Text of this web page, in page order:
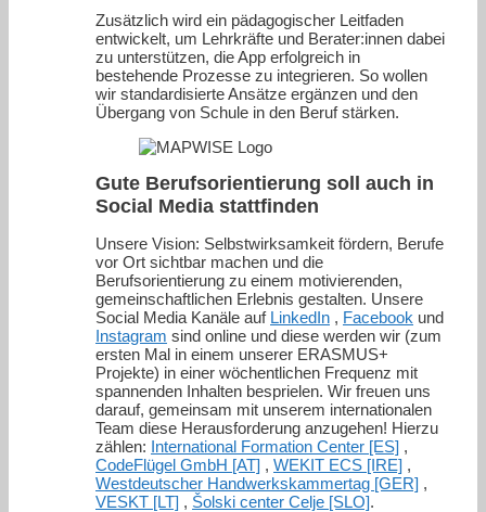
Zusätzlich wird ein pädagogischer Leitfaden
entwickelt, um Lehrkräfte und Berater:innen dabei
zu unterstützen, die App erfolgreich in
bestehende Prozesse zu integrieren. So wollen
wir standardisierte Ansätze ergänzen und den
Übergang von Schule in den Beruf stärken.
Gute Berufsorientierung soll auch in
Social Media stattfinden
Unsere Vision: Selbstwirksamkeit fördern, Berufe
vor Ort sichtbar machen und die
Berufsorientierung zu einem motivierenden,
gemeinschaftlichen Erlebnis gestalten. Unsere
Social Media Kanäle auf LinkedIn , Facebook und
Instagram sind online und diese werden wir (zum
ersten Mal in einem unserer ERASMUS+
Projekte) in einer wöchentlichen Frequenz mit
spannenden Inhalten besprielen. Wir freuen uns
darauf, gemeinsam mit unserem internationalen
Team diese Herausforderung anzugehen! Hierzu
zählen: International Formation Center [ES] ,
CodeFlügel GmbH [AT] , WEKIT ECS [IRE] ,
Westdeutscher Handwerkskammertag [GER] ,
VESKT [LT] , Šolski center Celje [SLO].